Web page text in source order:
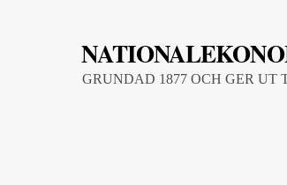
GRUNDAD 1877 OCH GER UT